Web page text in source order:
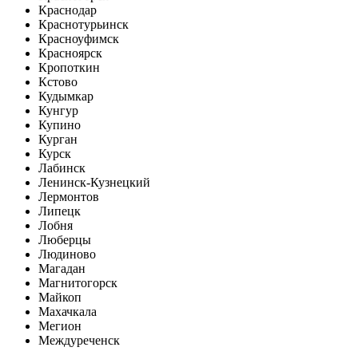
Краснодар
Краснотурьинск
Красноуфимск
Красноярск
Кропоткин
Кстово
Кудымкар
Кунгур
Купино
Курган
Курск
Лабинск
Ленинск-Кузнецкий
Лермонтов
Липецк
Лобня
Люберцы
Людиново
Магадан
Магнитогорск
Майкоп
Махачкала
Мегион
Междуреченск